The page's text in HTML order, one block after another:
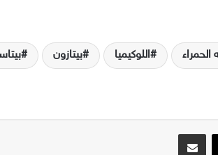
الحمراء اللوكيميا بيتازون